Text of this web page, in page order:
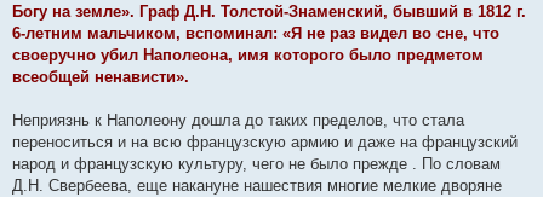
Богу на земле». Граф Д.Н. Толстой-Знаменский, бывший в 1812 г.
6-летним мальчиком, вспоминал: «Я не раз видел во сне, что
своеручно убил Наполеона, имя которого было предметом
всеобщей ненависти».
Неприязнь к Наполеону дошла до таких пределов, что стала
переноситься и на всю французскую армию и даже на французский
народ и французскую культуру, чего не было прежде . По словам
Д.Н. Свербеева, еще накануне нашествия многие мелкие дворяне